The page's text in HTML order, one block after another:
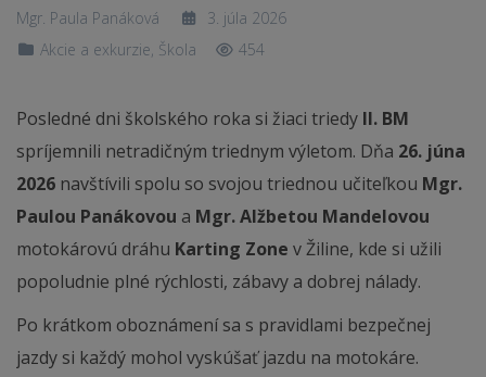
Mgr. Paula Panáková
3. júla 2026
Akcie a exkurzie, Škola 454
Posledné dni školského roka si žiaci triedy II. BM
spríjemnili netradičným triednym výletom. Dňa 26. júna
2026 navštívili spolu so svojou triednou učiteľkou Mgr.
Paulou Panákovou a Mgr. Alžbetou Mandelovou
motokárovú dráhu Karting Zone v Žiline, kde si užili
popoludnie plné rýchlosti, zábavy a dobrej nálady.
Po krátkom oboznámení sa s pravidlami bezpečnej
jazdy si každý mohol vyskúšať jazdu na motokáre.